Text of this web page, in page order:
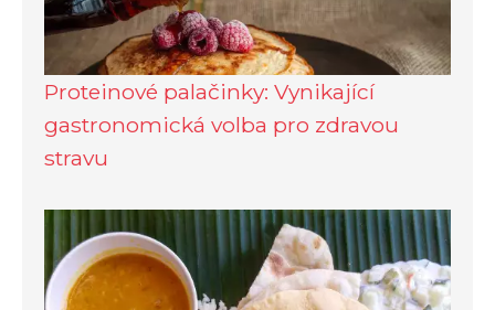
Proteinové palačinky: Vynikající
gastronomická volba pro zdravou
stravu